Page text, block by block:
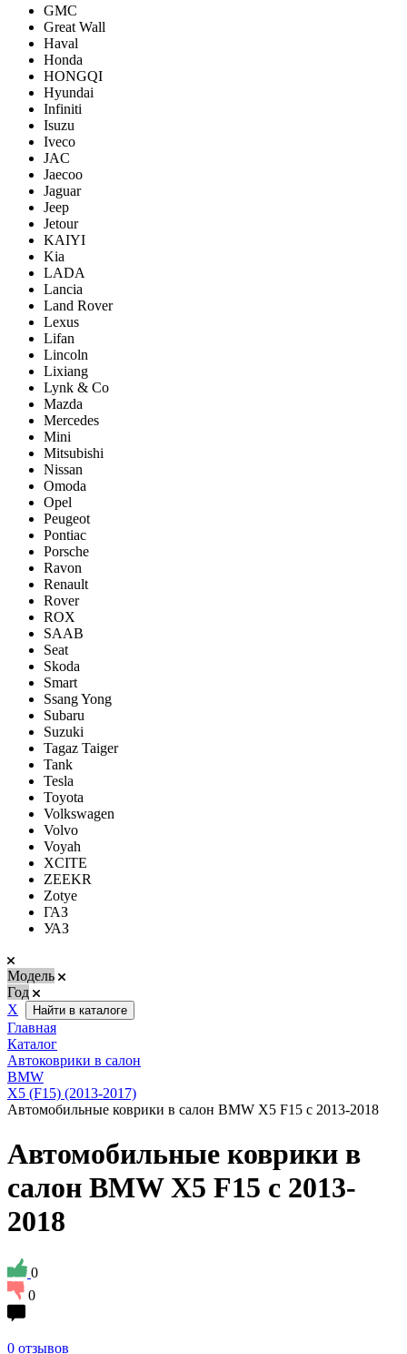
GMC
Great Wall
Haval
Honda
HONGQI
Hyundai
Infiniti
Isuzu
Iveco
JAC
Jaecoo
Jaguar
Jeep
Jetour
KAIYI
Kia
LADA
Lancia
Land Rover
Lexus
Lifan
Lincoln
Lixiang
Lynk & Co
Mazda
Mercedes
Mini
Mitsubishi
Nissan
Omoda
Opel
Peugeot
Pontiac
Porsсhe
Ravon
Renault
Rover
ROX
SAAB
Seat
Skoda
Smart
Ssang Yong
Subaru
Suzuki
Tagaz Taiger
Tank
Tesla
Toyota
Volkswagen
Volvo
Voyah
XCITE
ZEEKR
Zotye
ГАЗ
УАЗ
Модель
Год
Х
Найти в каталоге
Главная
Каталог
Автоковрики в салон
BMW
X5 (F15) (2013-2017)
Автомобильные коврики в салон BMW X5 F15 с 2013-2018
Автомобильные коврики в
салон BMW X5 F15 с 2013-
2018
0
0
0 отзывов